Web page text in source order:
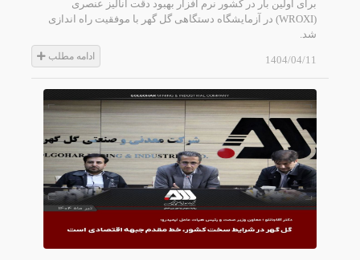
برای اولین بار در کشور نرم افزار بهبود دقت آنالیز عنصری
(WROXI) در آزمایشگاه دستگاهی گل گهر با موفقیت راه اندازی
شد.
1404/04/11 ادامه مطلب